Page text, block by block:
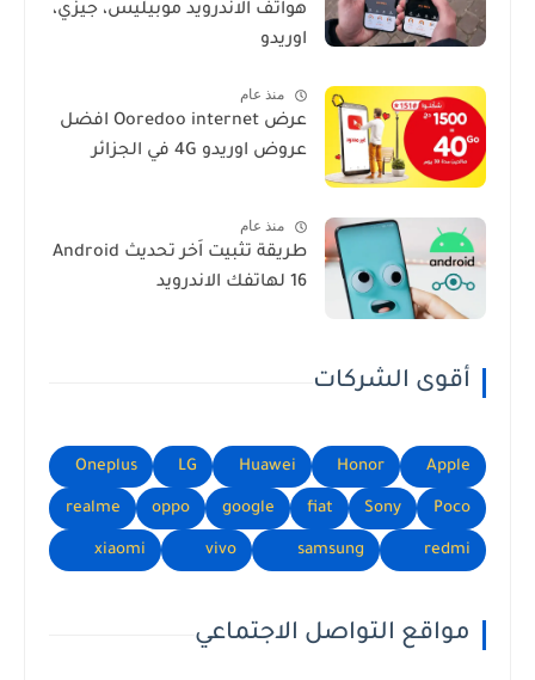
هواتف الاندرويد موبيليس، جيزي،
اوريدو
منذ عام
عرض Ooredoo internet افضل
عروض اوريدو 4G في الجزائر
منذ عام
طريقة تثبيت اَخر تحديث Android
16 لهاتفك الاندرويد
أقوى الشركات
Apple
Honor
Huawei
LG
Oneplus
Poco
Sony
fiat
google
oppo
realme
redmi
samsung
vivo
xiaomi
مواقع التواصل الاجتماعي